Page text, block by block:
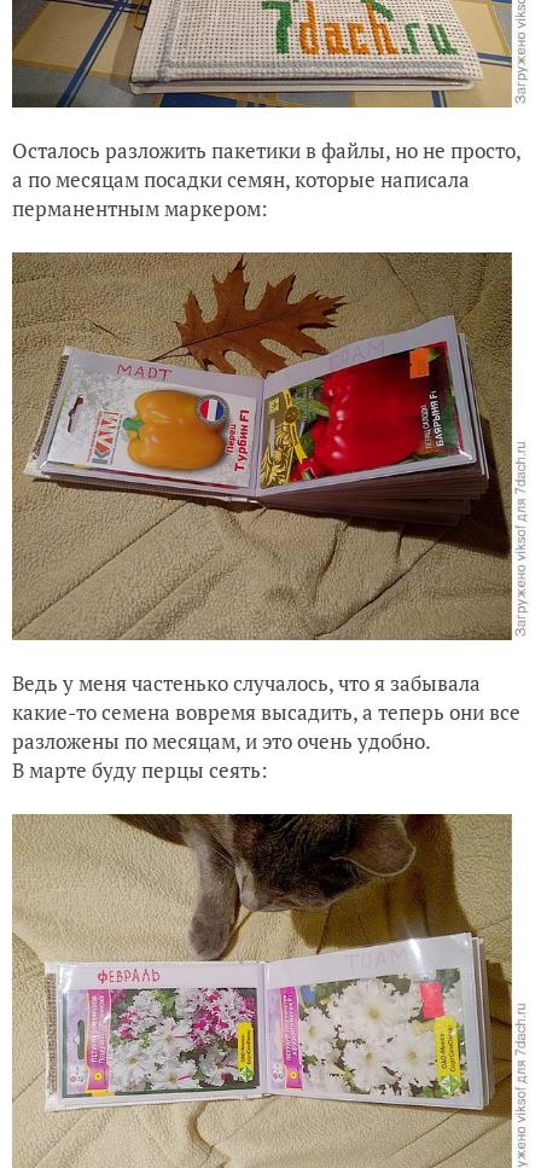
Осталось разложить пакетики в файлы, но не просто,
а по месяцам посадки семян, которые написала
перманентным маркером:
Ведь у меня частенько случалось, что я забывала
какие-то семена вовремя высадить, а теперь они все
разложены по месяцам, и это очень удобно.
В марте буду перцы сеять: